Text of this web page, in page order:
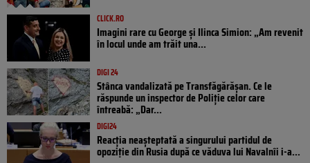
CLICK.RO
Imagini rare cu George și Ilinca Simion: „Am revenit
în locul unde am trăit una...
DIGI 24
Stânca vandalizată pe Transfăgărășan. Ce le
răspunde un inspector de Poliție celor care
întreabă: „Dar...
DIGI24
Reacția neașteptată a singurului partidul de
opoziţie din Rusia după ce văduva lui Navalnîi i-a...